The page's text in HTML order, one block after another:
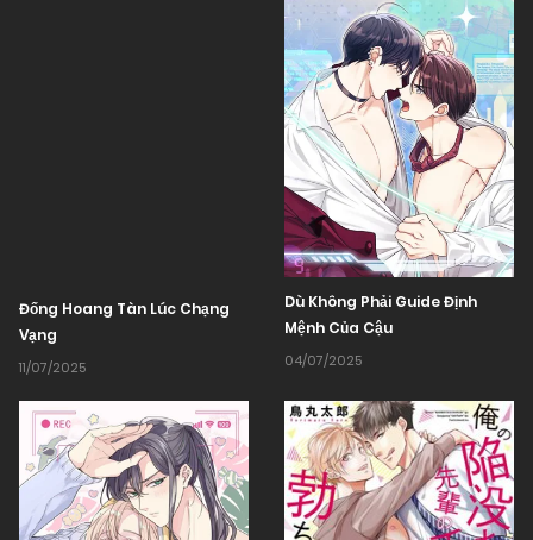
Đống Hoang Tàn Lúc Chạng
Vạng
11/07/2025
Dù Không Phải Guide Định
Mệnh Của Cậu
04/07/2025